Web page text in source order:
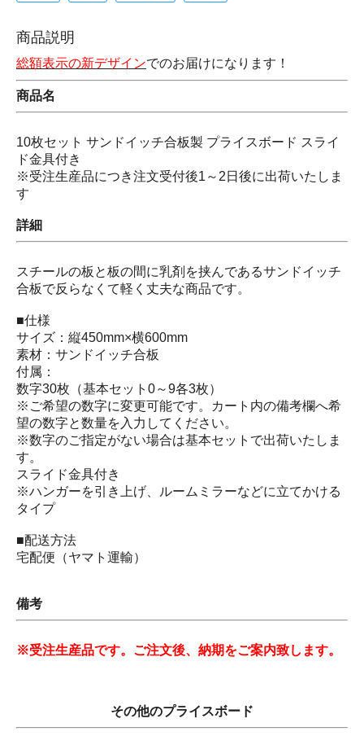
商品説明
総額表示の新デザインでのお届けになります！
商品名
10枚セット サンドイッチ合板製 プライスボード スライ
ド金具付き
※受注生産品につき注文受付後1～2日後に出荷いたしま
す
詳細
スチールの板と板の間に乳剤を挟んであるサンドイッチ
合板で反らなくて軽く丈夫な商品です。
■仕様
サイズ：縦450mm×横600mm
素材：サンドイッチ合板
付属：
数字30枚（基本セット0～9各3枚）
※ご希望の数字に変更可能です。カート内の備考欄へ希
望の数字と数量を入力してください。
※数字のご指定がない場合は基本セットで出荷いたしま
す。
スライド金具付き
※ハンガーを引き上げ、ルームミラーなどに立てかける
タイプ
■配送方法
宅配便（ヤマト運輸）
備考
※受注生産品です。ご注文後、納期をご案内致します。
その他のプライスボード